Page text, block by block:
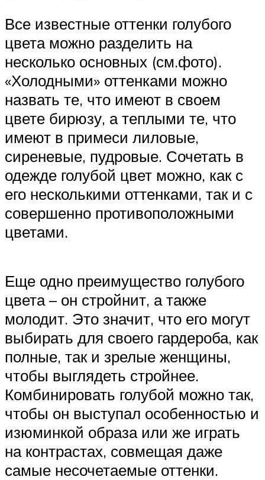
Все известные оттенки голубого
цвета можно разделить на
несколько основных (см.фото).
«Холодными» оттенками можно
назвать те, что имеют в своем
цвете бирюзу, а теплыми те, что
имеют в примеси лиловые,
сиреневые, пудровые. Сочетать в
одежде голубой цвет можно, как с
его несколькими оттенками, так и с
совершенно противоположными
цветами.
Еще одно преимущество голубого
цвета – он стройнит, а также
молодит. Это значит, что его могут
выбирать для своего гардероба, как
полные, так и зрелые женщины,
чтобы выглядеть стройнее.
Комбинировать голубой можно так,
чтобы он выступал особенностью и
изюминкой образа или же играть
на контрастах, совмещая даже
самые несочетаемые оттенки.